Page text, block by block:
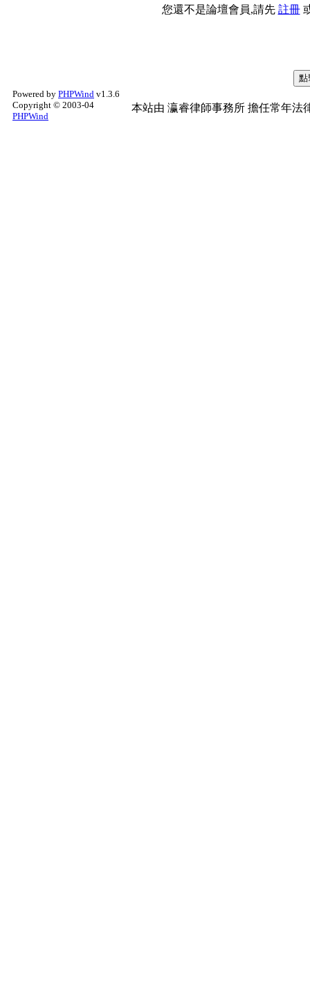
您還不是論壇會員,請先 註冊
Powered by PHPWind v1.3.6
Copyright © 2003-04
PHPWind
本站由 瀛睿律師事務所 擔任常年法